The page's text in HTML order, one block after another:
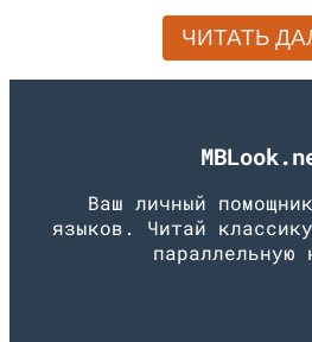
ЧИТАТЬ
Ваш личный
языков. Читай
параллельную